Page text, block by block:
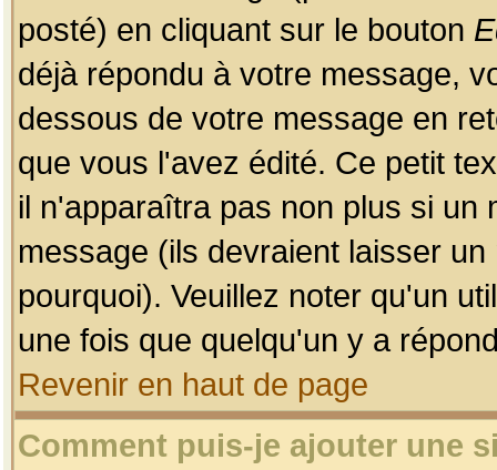
posté) en cliquant sur le bouton
déjà répondu à votre message,
dessous de votre message en
que vous l'avez édité. Ce petit
il n'apparaîtra pas non plus si un
message (ils devraient laisser
pourquoi). Veuillez noter qu'un
une fois que quelqu'un y a
Revenir en haut de page
Comment puis-je ajouter une